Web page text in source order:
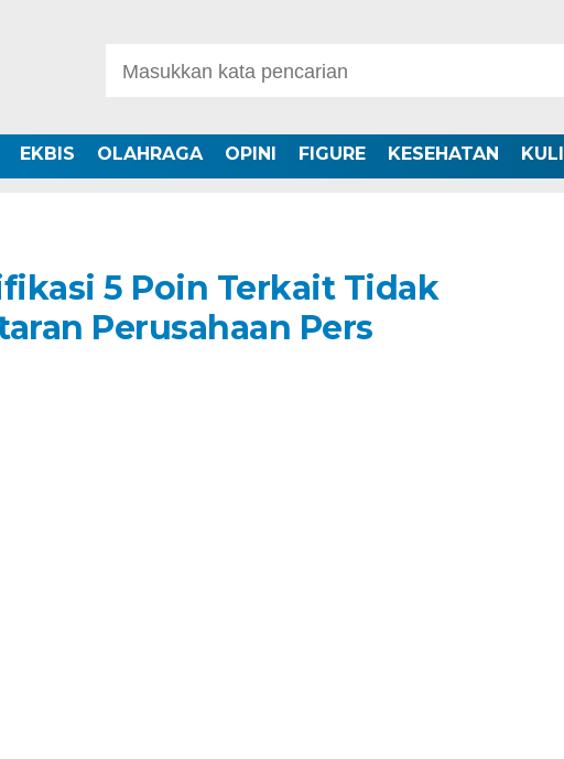
EKBIS OLAHRAGA OPINI FIGURE KESEHATAN
5 Poin Terkait Tidak
Perusahaan Pers